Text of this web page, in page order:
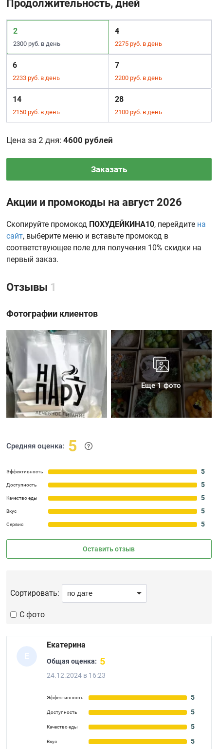
Продолжительность, дней
2
2300 руб. в день
4
2275 руб. в день
6
2233 руб. в день
7
2200 руб. в день
14
2150 руб. в день
28
2100 руб. в день
Цена за 2 дня:4600 рублей
Заказать
Акции и промокоды на август 2026
Скопируйте промокод ПОХУДЕЙКИНА10, перейдите на
сайт, выберите меню и вставьте промокод в
соответствующее поле для получения 10% скидки на
первый заказ.
Отзывы 1
Фотографии клиентов
Еще 1 фото
Средняя оценка: 5
Эффективность 5
Доступность 5
Качество еды 5
Вкус 5
Сервис 5
Оставить отзыв
С фото
Сортировать:
Е
Екатерина
Общая оценка: 5
24.12.2024 в 16:23
Эффективность 5
Доступность 5
Качество еды 5
Вкус 5